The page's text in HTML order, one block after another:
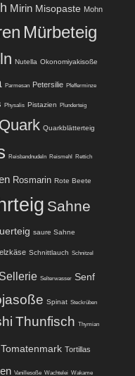
Mirin Misopaste Mohn
Mürbeteig
Nutella Okonomiyakisoße
Parmesan Petersilie Pfefferminze
Physalis Pistazien Plunderteig
Quark Quarkblätterteig
Reisbandnudeln Reismehl Rettich
Rosmarin Rote Beete
Sahne
saure Sahne
Schnittlauch Schnitzel
Sellerie Selterwasser Senf
Spinat Steckrüben
Thunfisch Thymian
Tomatenmark Tortillas
Vanillesoße Wachtelei Wakame